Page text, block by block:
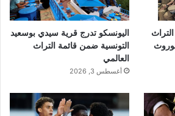
اليونسكو تدرج قرية سيدي بوسعيد
التونسية ضمن قائمة التراث
العالمي
أغسطس 3, 2026